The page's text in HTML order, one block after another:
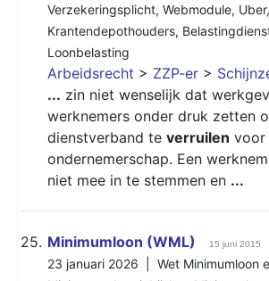
Verzekeringsplicht, Webmodule, Uber,
Krantendepothouders,
Loonbelasting
Arbeidsrecht > ZZP-er >
... zin niet wenselijk dat
werknemers onder druk zetten
dienstverband te verruilen voor
ondernemerschap. Een
niet mee in te stemmen en ...
25. Minimumloon (WML) 15 juni 2015
23 januari 2026 | Wet Minimumloon